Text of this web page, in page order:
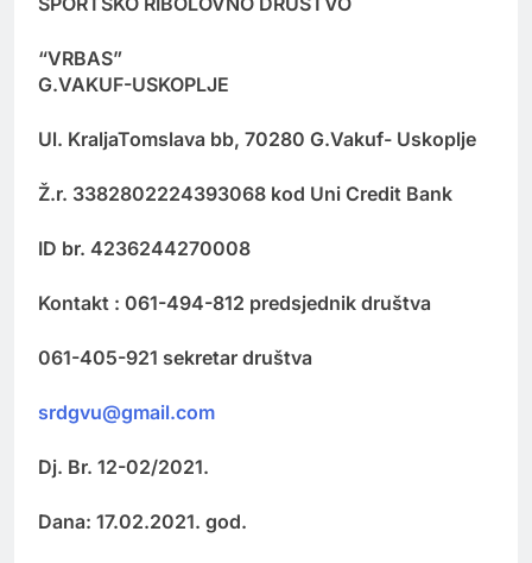
“VRBAS”
G.VAKUF-USKOPLJE
Ul. KraljaTomslava bb, 70280 G.Vakuf- Uskoplje
Ž.r. 3382802224393068 kod Uni Credit Bank
ID br. 4236244270008
Kontakt : 061-494-812 predsjednik društva
061-405-921 sekretar društva
srdgvu@gmail.com
Dj. Br. 12-02/2021.
Dana: 17.02.2021. god.